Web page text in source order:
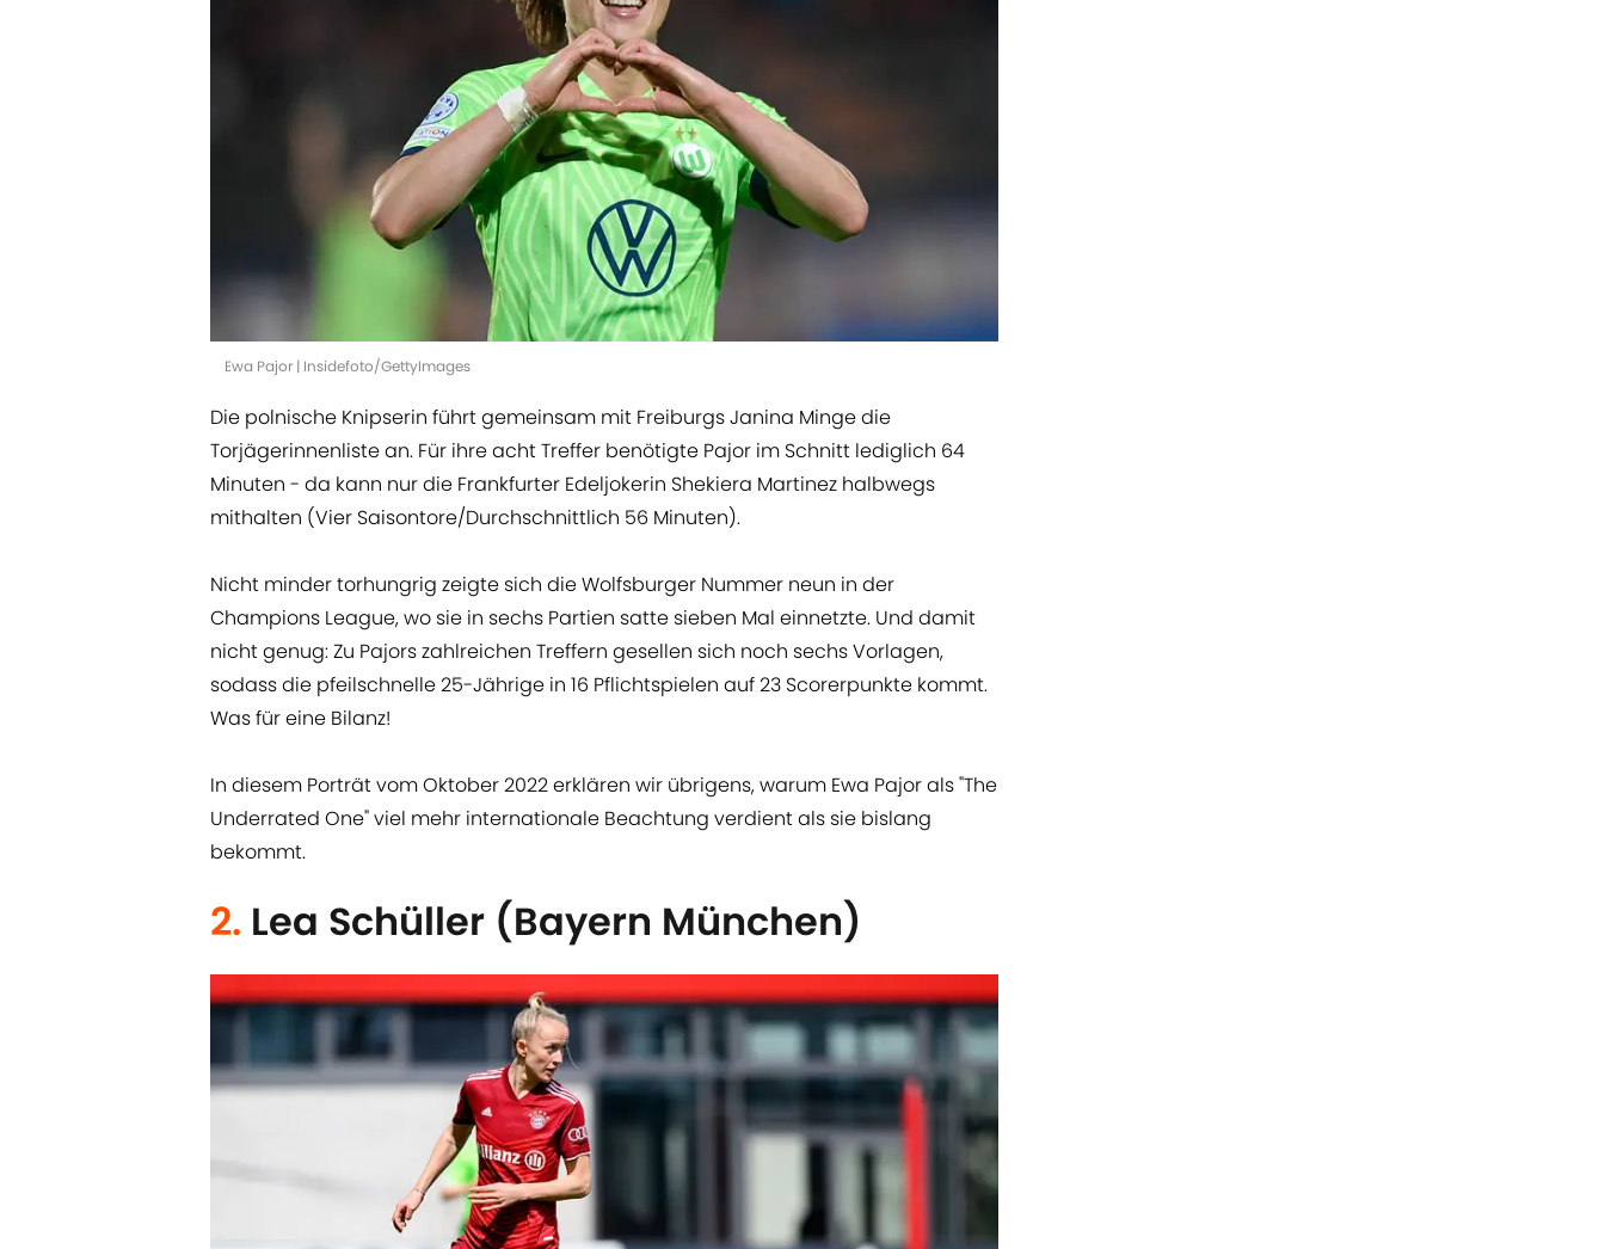
Ewa Pajor | Insidefoto/GettyImages
Die polnische Knipserin führt gemeinsam mit Freiburgs Janina Minge die
Torjägerinnenliste an. Für ihre acht Treffer benötigte Pajor im Schnitt lediglich 64
Minuten - da kann nur die Frankfurter Edeljokerin Shekiera Martinez halbwegs
mithalten (Vier Saisontore/Durchschnittlich 56 Minuten).
Nicht minder torhungrig zeigte sich die Wolfsburger Nummer neun in der
Champions League, wo sie in sechs Partien satte sieben Mal einnetzte. Und damit
nicht genug: Zu Pajors zahlreichen Treffern gesellen sich noch sechs Vorlagen,
sodass die pfeilschnelle 25-Jährige in 16 Pflichtspielen auf 23 Scorerpunkte kommt.
Was für eine Bilanz!
In diesem Porträt vom Oktober 2022 erklären wir übrigens, warum Ewa Pajor als "The
Underrated One" viel mehr internationale Beachtung verdient als sie bislang
bekommt.
2. Lea Schüller (Bayern München)